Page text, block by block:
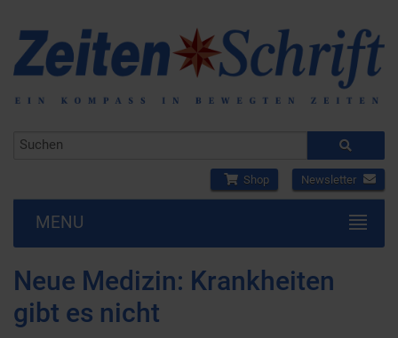
Shop Newsletter
MENU
Neue Medizin: Krankheiten
gibt es nicht